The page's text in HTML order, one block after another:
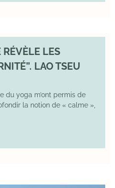
LES
LAO TSEU
du yoga m’ont permis de
la notion de « calme »,